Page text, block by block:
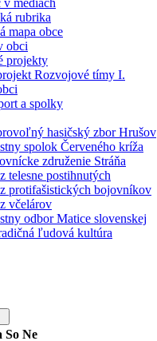
v médiách
rubrika
mapa obce
obci
projekty
Rozvojové tímy I.
a spolky
hasičský zbor Hrušov
spolok Červeného kríža
združenie Stráňa
telesne postihnutých
protifašistických bojovníkov
včelárov
odbor Matice slovenskej
ľudová kultúra
So Ne